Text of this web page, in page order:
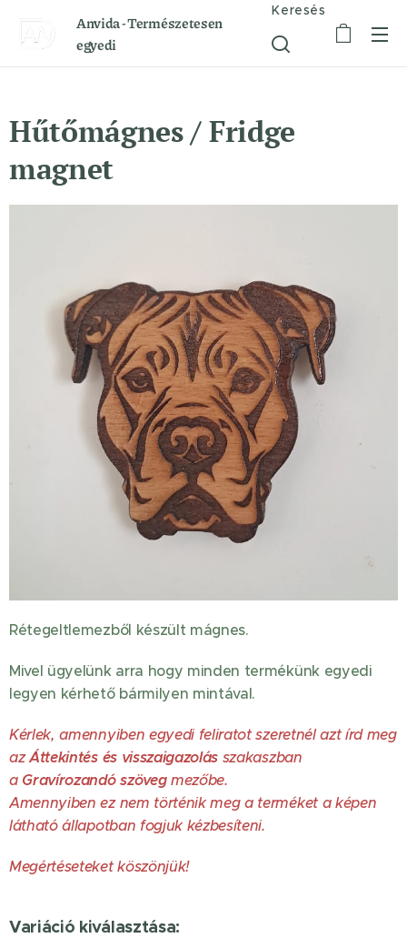
Anvida - Természetesen
egyedi
Keresés
Hűtőmágnes / Fridge
magnet
Rétegeltlemezből készült mágnes.
Mivel ügyelünk arra hogy minden termékünk egyedi
legyen kérhető bármilyen mintával.
Kérlek, amennyiben egyedi feliratot szeretnél azt írd meg
azÁttekintés és visszaigazolás szakaszban
a Gravírozandó szövegmezőbe.
Amennyiben ez nem történik meg a terméket a képen
látható állapotban fogjuk kézbesíteni.
Megértéseteket köszönjük!
Variáció kiválasztása: